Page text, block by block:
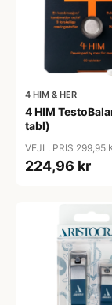
4 HIM & HER
4 HIM
tabl)
VEJL. PRIS 299,95
224,96 kr